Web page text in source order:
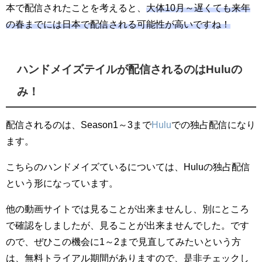
本で配信されたことを考えると、 大体10月～遅くても来年
の春までには日本で配信される可能性が高いですね！
ハンドメイズテイルが配信されるのはHuluの
み！
配信されるのは、Season1～3までHuluでの独占配信になり
ます。
こちらのハンドメイズているについては、Huluの独占配信
という形になっています。
他の動画サイトでは見ることが出来ませんし、別にところ
で確認をしましたが、見ることが出来ませんでした。です
ので、ぜひこの機会に1～2まで見直してみたいという方
は、無料トライアル期間がありますので、是非チェックし